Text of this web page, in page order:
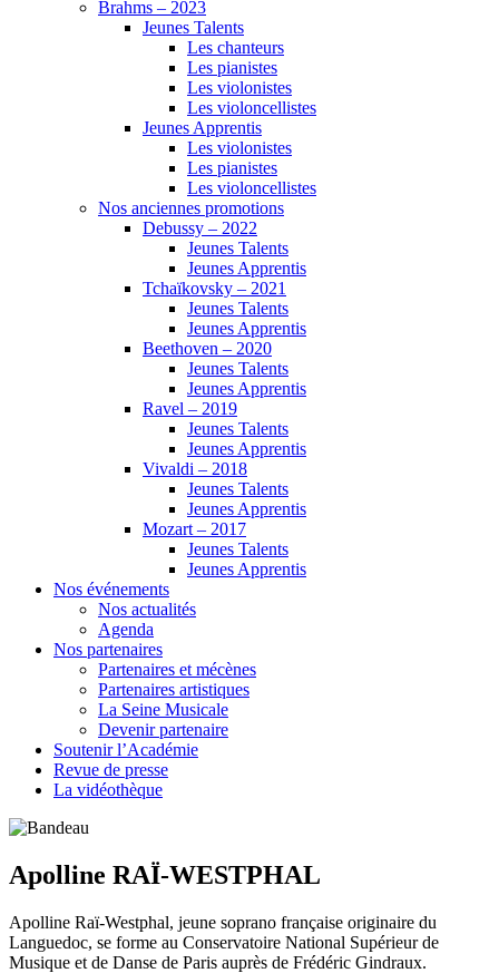
Brahms – 2023
Jeunes Talents
Les chanteurs
Les pianistes
Les violonistes
Les violoncellistes
Jeunes Apprentis
Les violonistes
Les pianistes
Les violoncellistes
Nos anciennes promotions
Debussy – 2022
Jeunes Talents
Jeunes Apprentis
Tchaïkovsky – 2021
Jeunes Talents
Jeunes Apprentis
Beethoven – 2020
Jeunes Talents
Jeunes Apprentis
Ravel – 2019
Jeunes Talents
Jeunes Apprentis
Vivaldi – 2018
Jeunes Talents
Jeunes Apprentis
Mozart – 2017
Jeunes Talents
Jeunes Apprentis
Nos événements
Nos actualités
Agenda
Nos partenaires
Partenaires et mécènes
Partenaires artistiques
La Seine Musicale
Devenir partenaire
Soutenir l’Académie
Revue de presse
La vidéothèque
Apolline RAÏ-WESTPHAL
Apolline Raï-Westphal, jeune soprano française originaire du
Languedoc, se forme au Conservatoire National Supérieur de
Musique et de Danse de Paris auprès de Frédéric Gindraux.